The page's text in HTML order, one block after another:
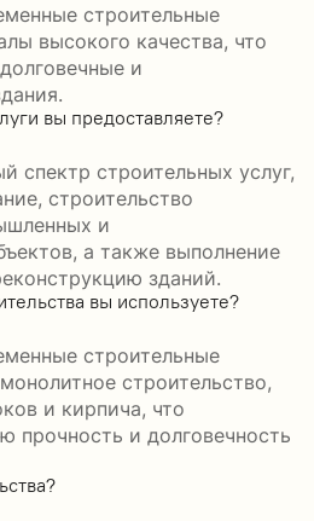
строительные
высокого качества, что
и
вы предоставляете?
спектр строительных услуг,
строительство
и
а также выполнение
зданий.
вы используете?
строительные
строительство,
и кирпича, что
прочность и долговечность